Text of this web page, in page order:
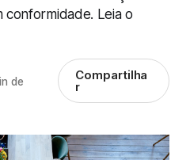
conformidade. Leia o
de
Compartilha
r